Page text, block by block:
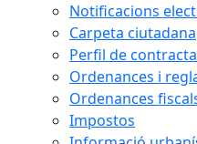
Notificacions
Carpeta ciutadana
Perfil de
Ordenances i
Ordenances
Impostos